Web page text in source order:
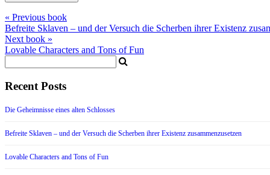
« Previous book
Befreite Sklaven – und der Versuch die Scherben ihrer Existenz
Next book »
Lovable Characters and Tons of Fun
Recent Posts
Die Geheimnisse eines alten Schlosses
Befreite Sklaven – und der Versuch die Scherben ihrer Existenz zusammenzusetzen
Lovable Characters and Tons of Fun